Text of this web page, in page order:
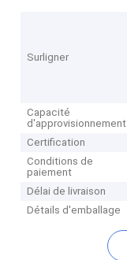
Surligner
Capacité
d'approvisionnement
Certification
Conditions de
paiement
Délai de livraison
Détails d'emballage